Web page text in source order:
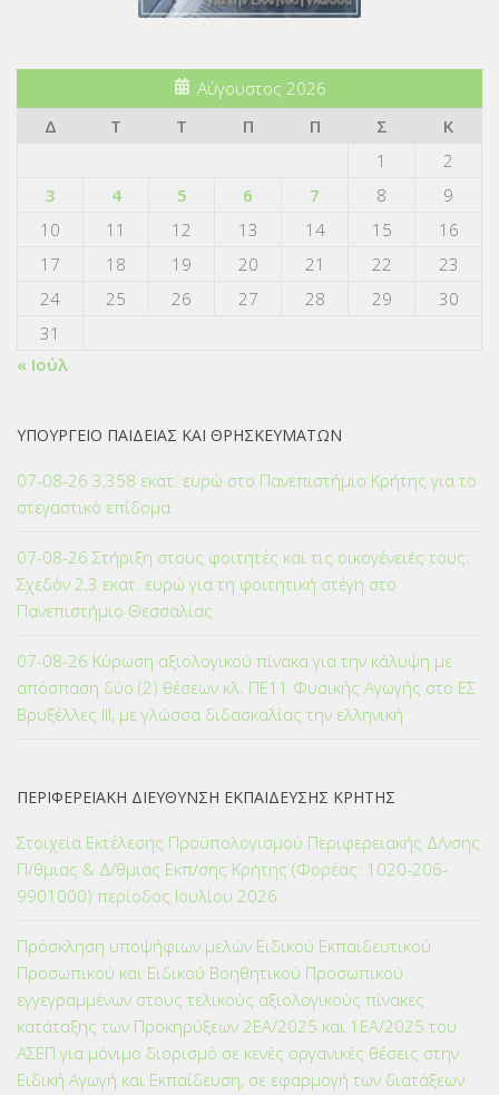
Αύγουστος 2026
Δ
Τ Τ Π Π Σ
Κ
1
2
3
4 5 6 7 8
9
10
11 12 13 14 15
16
17
18 19 20 21 22
23
24
25 26 27 28 29
30
31
« Ιούλ
ΥΠΟΥΡΓΕΙΟ ΠΑΙΔΕΙΑΣ ΚΑΙ ΘΡΗΣΚΕΥΜΑΤΩΝ
07-08-26 3,358 εκατ. ευρώ στο Πανεπιστήμιο Κρήτης για το
στεγαστικό επίδομα
07-08-26 Στήριξη στους φοιτητές και τις οικογένειές τους:
Σχεδόν 2,3 εκατ. ευρώ για τη φοιτητική στέγη στο
Πανεπιστήμιο Θεσσαλίας
07-08-26 Κύρωση αξιολογικού πίνακα για την κάλυψη με
απόσπαση δύο (2) θέσεων κλ. ΠΕ11 Φυσικής Αγωγής στο ΕΣ
Βρυξέλλες ΙΙΙ, με γλώσσα διδασκαλίας την ελληνική
ΠΕΡΙΦΕΡΕΙΑΚΗ ΔΙΕΥΘΥΝΣΗ ΕΚΠΑΙΔΕΥΣΗΣ ΚΡΗΤΗΣ
Στοιχεία Εκτέλεσης Προϋπολογισμού Περιφερειακής Δ/νσης
Π/θμιας & Δ/θμιας Εκπ/σης Κρήτης (Φορέας: 1020-206-
9901000) περίοδος Ιουλίου 2026
Πρόσκληση υποψήφιων μελών Ειδικού Εκπαιδευτικού
Προσωπικού και Ειδικού Βοηθητικού Προσωπικού
εγγεγραμμένων στους τελικούς αξιολογικούς πίνακες
κατάταξης των Προκηρύξεων 2ΕΑ/2025 και 1ΕΑ/2025 του
ΑΣΕΠ για μόνιμο διορισμό σε κενές οργανικές θέσεις στην
Ειδική Αγωγή και Εκπαίδευση, σε εφαρμογή των διατάξεων